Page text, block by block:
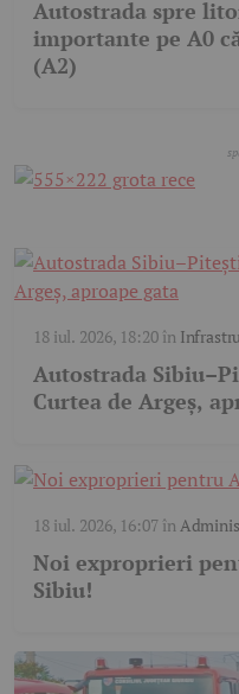
Autostrada spre
importante pe A0
(A2)
18 iul. 2026, 18:20în
Autostrada
Curtea de Argeș,
18 iul. 2026, 16:07în
Noi exproprieri
Sibiu!